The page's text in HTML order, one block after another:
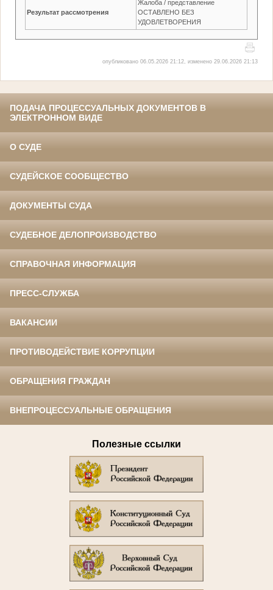
Результат рассмотрения
Жалоба / представление
ОСТАВЛЕНО БЕЗ
УДОВЛЕТВОРЕНИЯ
опубликовано 06.05.2026 21:12, изменено 29.06.2026 21:13
ПОДАЧА ПРОЦЕССУАЛЬНЫХ ДОКУМЕНТОВ В
ЭЛЕКТРОННОМ ВИДЕ
О СУДЕ
СУДЕЙСКОЕ СООБЩЕСТВО
ДОКУМЕНТЫ СУДА
СУДЕБНОЕ ДЕЛОПРОИЗВОДСТВО
СПРАВОЧНАЯ ИНФОРМАЦИЯ
ПРЕСС-СЛУЖБА
ВАКАНСИИ
ПРОТИВОДЕЙСТВИЕ КОРРУПЦИИ
ОБРАЩЕНИЯ ГРАЖДАН
ВНЕПРОЦЕССУАЛЬНЫЕ ОБРАЩЕНИЯ
Полезные ссылки